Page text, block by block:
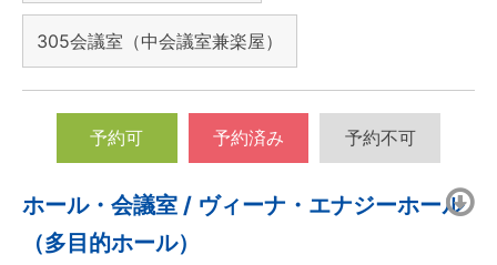
305会議室（中会議室兼楽屋）
予約可 予約済み 予約不可
ホール・会議室 / ヴィーナ・エナジーホール
（多目的ホール）